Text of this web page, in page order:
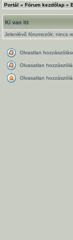
Portál » Fórum kezdőlap »
Ki van itt
Jelenlévő fórumozók: nincs
Olvastlan
Olvasatlan
Olvasatlan